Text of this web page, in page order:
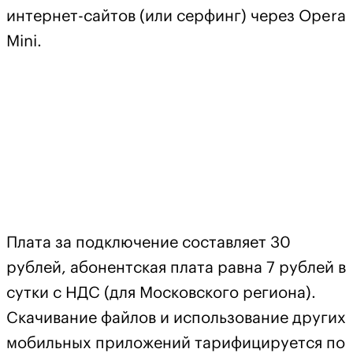
интернет-сайтов (или серфинг) через Opera
Mini.
Плата за подключение составляет 30
рублей, абонентская плата равна 7 рублей в
сутки с НДС (для Московского региона).
Скачивание файлов и использование других
мобильных приложений тарифицируется по